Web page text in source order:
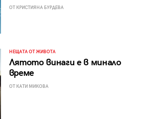
ОТ КРИСТИЯНА БУРДЕВА
НЕЩАТА ОТ ЖИВОТА
Лятото винаги е в минало
време
ОТ КАТИ МИКОВА